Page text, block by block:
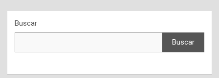
Buscar
Buscar